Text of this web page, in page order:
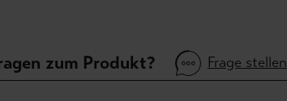
zum Produkt? Frage stellen